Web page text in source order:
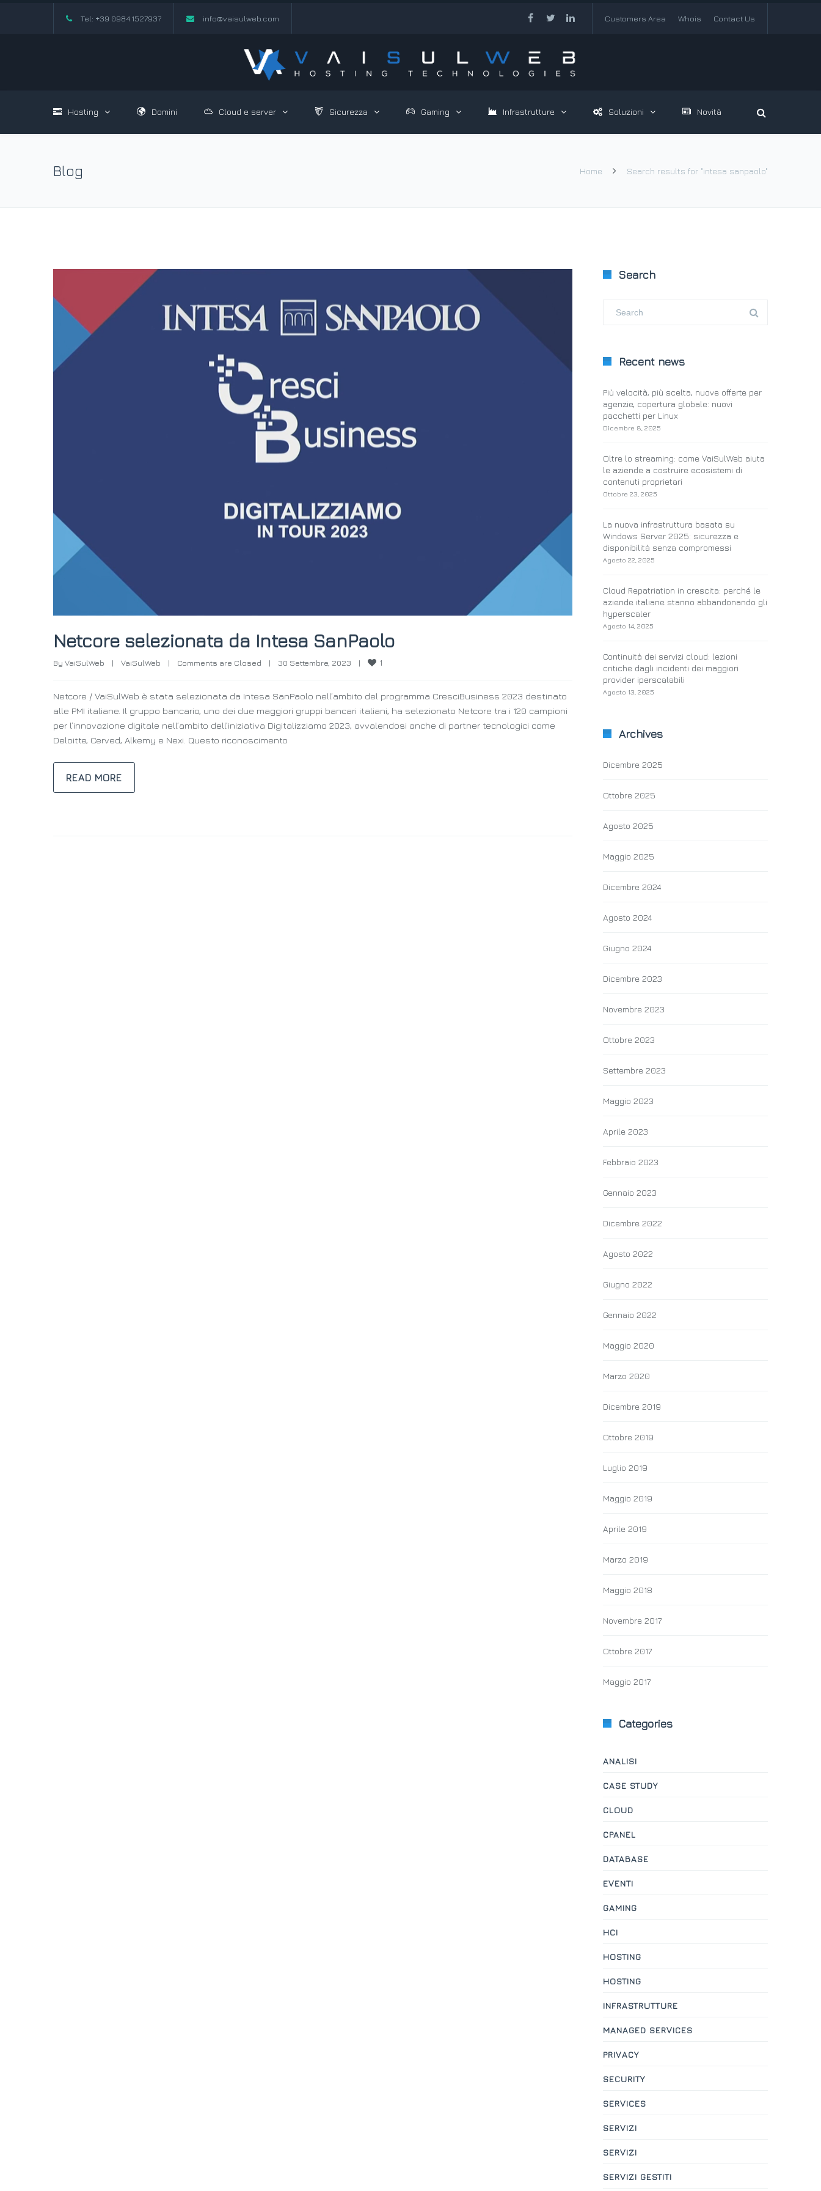
Tel: +39 0984 1527937 info@vaisulweb.com Customers Area Whois Contact Us
Hosting Domini Cloud e server Sicurezza Gaming Infrastrutture Soluzioni Novità
Blog Home Search results for "intesa sanpaolo"
Netcore selezionata da Intesa SanPaolo
By VaiSulWeb | VaiSulWeb | Comments are Closed | 30 Settembre, 2023 | 1
Netcore / VaiSulWeb è stata selezionata da Intesa SanPaolo nell’ambito del programma CresciBusiness 2023 destinato
alle PMI italiane. Il gruppo bancario, uno dei due maggiori gruppi bancari italiani, ha selezionato Netcore tra i 120 campioni
per l’innovazione digitale nell’ambito dell’iniziativa Digitalizziamo 2023, avvalendosi anche di partner tecnologici come
Deloitte, Cerved, Alkemy e Nexi. Questo riconoscimento
READ MORE
Search
Recent news
Più velocità, più scelta, nuove offerte per
agenzie, copertura globale: nuovi
pacchetti per Linux
Dicembre 8, 2025
Oltre lo streaming: come VaiSulWeb aiuta
le aziende a costruire ecosistemi di
contenuti proprietari
Ottobre 23, 2025
La nuova infrastruttura basata su
Windows Server 2025: sicurezza e
disponibilità senza compromessi
Agosto 22, 2025
Cloud Repatriation in crescita: perché le
aziende italiane stanno abbandonando gli
hyperscaler
Agosto 14, 2025
Continuità dei servizi cloud: lezioni
critiche dagli incidenti dei maggiori
provider iperscalabili
Agosto 13, 2025
Archives
Dicembre 2025
Ottobre 2025
Agosto 2025
Maggio 2025
Dicembre 2024
Agosto 2024
Giugno 2024
Dicembre 2023
Novembre 2023
Ottobre 2023
Settembre 2023
Maggio 2023
Aprile 2023
Febbraio 2023
Gennaio 2023
Dicembre 2022
Agosto 2022
Giugno 2022
Gennaio 2022
Maggio 2020
Marzo 2020
Dicembre 2019
Ottobre 2019
Luglio 2019
Maggio 2019
Aprile 2019
Marzo 2019
Maggio 2018
Novembre 2017
Ottobre 2017
Maggio 2017
Categories
ANALISI
CASE STUDY
CLOUD
CPANEL
DATABASE
EVENTI
GAMING
HCI
HOSTING
HOSTING
INFRASTRUTTURE
MANAGED SERVICES
PRIVACY
SECURITY
SERVICES
SERVIZI
SERVIZI
SERVIZI GESTITI